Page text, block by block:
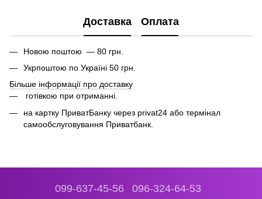
Доставка Оплата
Новою поштою — 80 грн.
Укрпоштою по Україні 50 грн.
Більше інформації про доставку
готівкою при отриманні.
на картку ПриватБанку через privat24 або термінал
самообслуговування Приватбанк.
099-637-45-56 096-324-64-53